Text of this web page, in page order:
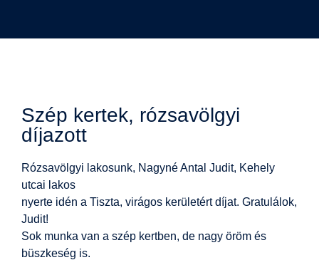
Szép kertek, rózsavölgyi
díjazott
Rózsavölgyi lakosunk, Nagyné Antal Judit, Kehely
utcai lakos
nyerte idén a Tiszta, virágos kerületért díjat. Gratulálok,
Judit!
Sok munka van a szép kertben, de nagy öröm és
büszkeség is.